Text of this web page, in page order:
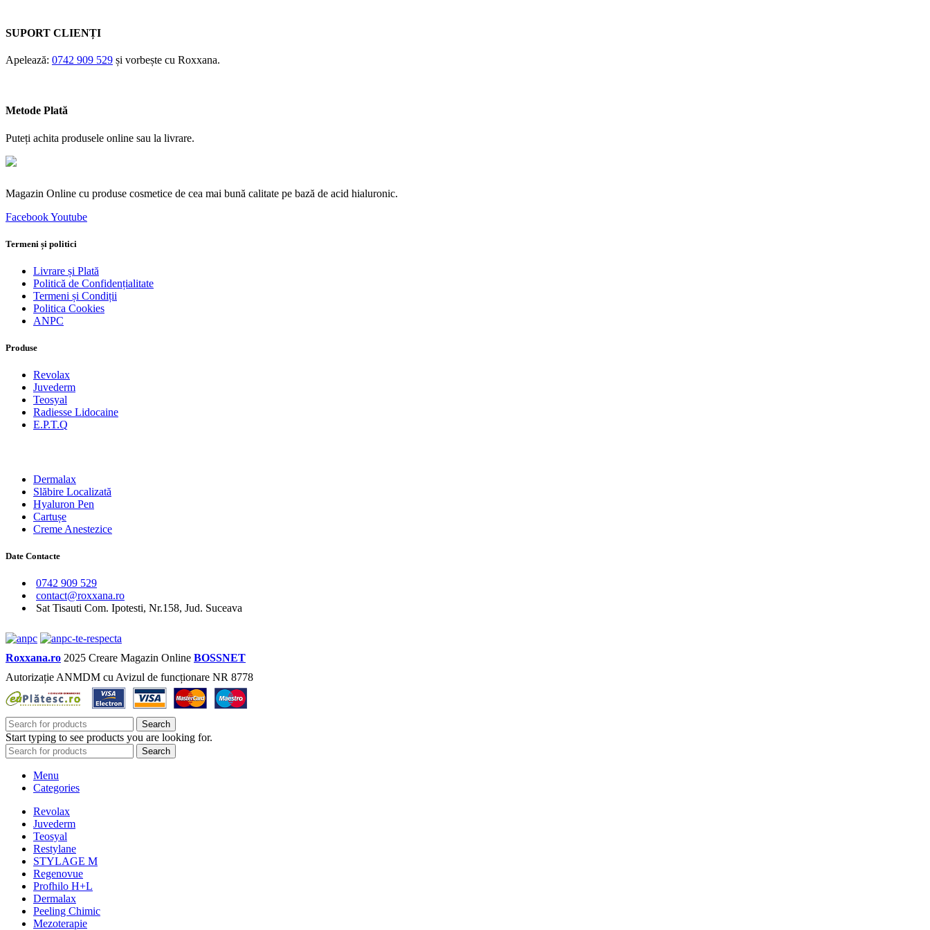
SUPORT CLIENȚI
Apelează: 0742 909 529 și vorbește cu Roxxana.
Metode Plată
Puteți achita produsele online sau la livrare.
Magazin Online cu produse cosmetice de cea mai bună calitate pe bază de acid hialuronic.
FacebookYoutube
Termeni și politici
Livrare și Plată
Politică de Confidențialitate
Termeni și Condiții
Politica Cookies
ANPC
Produse
Revolax
Juvederm
Teosyal
Radiesse Lidocaine
E.P.T.Q
Dermalax
Slăbire Localizată
Hyaluron Pen
Cartușe
Creme Anestezice
Date Contacte
0742 909 529
contact@roxxana.ro
Sat Tisauti Com. Ipotesti, Nr.158, Jud. Suceava
Roxxana.ro 2025 Creare Magazin Online BOSSNET
Autorizație ANMDM cu Avizul de funcționare NR 8778
Search
Start typing to see products you are looking for.
Search
Menu
Categories
Revolax
Juvederm
Teosyal
Restylane
STYLAGE M
Regenovue
Profhilo H+L
Dermalax
Peeling Chimic
Mezoterapie